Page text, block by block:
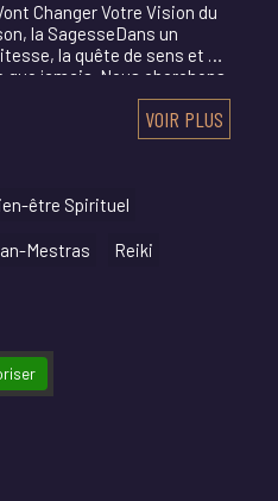
Changer Votre Vision du
la SagesseDans un
la quête de sens et de
jamais. Nous cherchons
VOIR PLUS
être Spirituel
Mestras Reiki